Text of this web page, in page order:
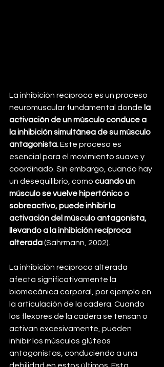
La inhibición recíproca es un proceso
neuromuscular fundamental donde la
activación de un músculo conduce a
la inhibición simultánea de su músculo
antagonista. Este proceso es
esencial para el movimiento suave y
coordinado. Sin embargo, cuando hay
un desequilibrio, como cuando un
músculo se vuelve hipertónico o
sobreactivo, puede inhibir la
activación del músculo antagonista,
llevando a la inhibición recíproca
alterada (Sahrmann, 2002).
La inhibición recíproca alterada
afecta significativamente la
biomecánica corporal, por ejemplo en
la articulación de la cadera. Cuando
los flexores de la cadera se tensan o
activan excesivamente, pueden
inhibir los músculos glúteos
antagonistas, conduciendo a una